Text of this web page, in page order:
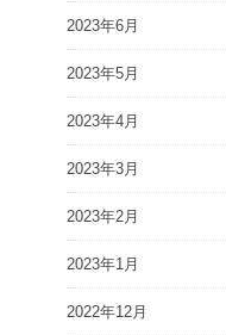
2023年6月
2023年5月
2023年4月
2023年3月
2023年2月
2023年1月
2022年12月